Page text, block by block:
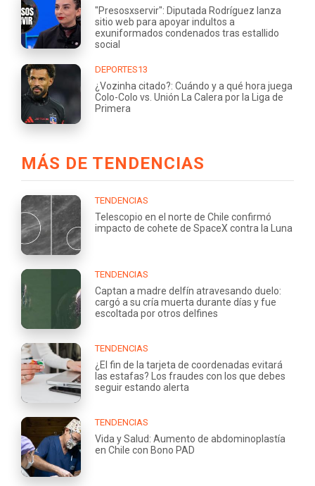
"Presosxservir": Diputada Rodríguez lanza
sitio web para apoyar indultos a
exuniformados condenados tras estallido
social
DEPORTES13
¿Vozinha citado?: Cuándo y a qué hora juega
Colo-Colo vs. Unión La Calera por la Liga de
Primera
MÁS DE TENDENCIAS
TENDENCIAS
Telescopio en el norte de Chile confirmó
impacto de cohete de SpaceX contra la Luna
TENDENCIAS
Captan a madre delfín atravesando duelo:
cargó a su cría muerta durante días y fue
escoltada por otros delfines
TENDENCIAS
¿El fin de la tarjeta de coordenadas evitará
las estafas? Los fraudes con los que debes
seguir estando alerta
TENDENCIAS
Vida y Salud: Aumento de abdominoplastía
en Chile con Bono PAD